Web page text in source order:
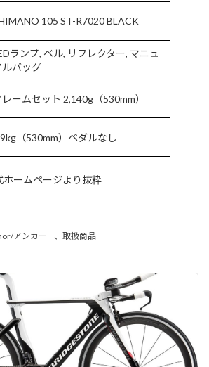
105 ST-R7020 BLACK
ランプ, ベル, リフレクター, マニュ
ルバッグ
レームセット 2,140g（530mm）
（530mm）ペダルなし
ームページより抜粋
アンカー 、 取扱商品